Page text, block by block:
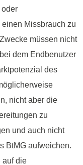
Missbrauch zu
müssen nicht
dem Endbenutzer
des
nicht aber die
zu
und auch nicht
BtMG aufweichen.
auf die